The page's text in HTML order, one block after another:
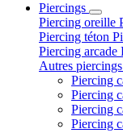
Piercings
Piercing oreille
Piercing téton
Piercing arcade
Autres piercings
Piercing
Piercing
Piercing
Piercing